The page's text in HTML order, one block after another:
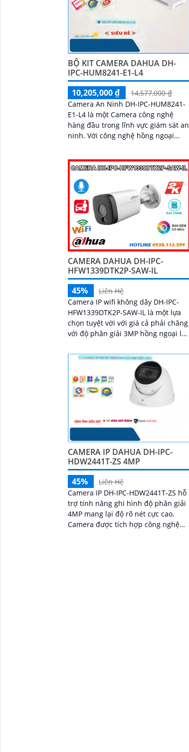
BỘ KIT CAMERA DAHUA DH-
IPC-HUM8241-E1-L4
10,205,000 ₫
14,577,000 ₫
Camera An Ninh DH-IPC-HUM8241-
E1-L4 là một Camera công nghệ
hàng đầu trong lĩnh vực giám sát an
ninh. Với công nghệ hồng ngoại
CAMERA DAHUA DH-IPC-
HFW1339DTK2P-SAW-IL
45%
Liên Hệ
Camera IP wifi không dây DH-IPC-
HFW1339DTK2P-SAW-IL là một lựa
chọn tuyệt vời với giá cả phải chăng
với độ phân giải 3MP hồng ngoại lên
color có màu ban đêm tích hợp kèm
mic ghi âm camera để giám sát và
bảo vệ tài sản của mình giá rẻ phù
hợp cho mọi gia đình.
CAMERA IP DAHUA DH-IPC-
HDW2441T-ZS 4MP
45%
Liên Hệ
Camera IP DH-IPC-HDW2441T-ZS hỗ
trợ tính năng ghi hình độ phân giải
4MP mang lại độ rõ nét cực cao.
Camera được tích hợp công nghệ